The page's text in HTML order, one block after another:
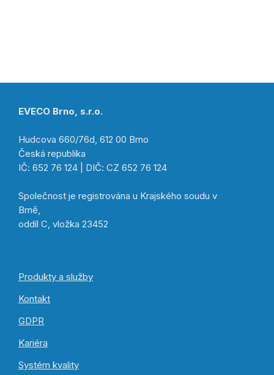
EVECO Brno, s.r.o.
Hudcova 660/76d, 612 00 Brno
Česká republika
IČ: 652 76 124 | DIČ: CZ 652 76 124
Společnost je registrována u Krajského soudu v
Brně,
oddíl C, vložka 23452
Produkty a služby
Kontakt
GDPR
Kariéra
Systém kvality